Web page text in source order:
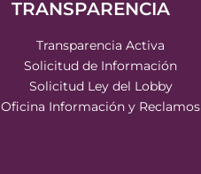
TRANSPARENCIA
Transparencia Activa
Solicitud de Información
Solicitud Ley del Lobby
Oficina Información y Reclamos